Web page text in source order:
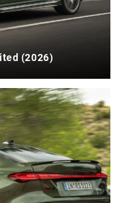
(2026)